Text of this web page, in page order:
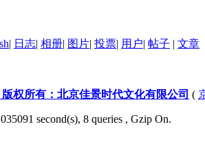
| 日志| 相册| 图片| 投票| 用户| 帖子 | 文章
权所有：北京佳景时代文化有限公司 (
second(s), 8 queries , Gzip On.